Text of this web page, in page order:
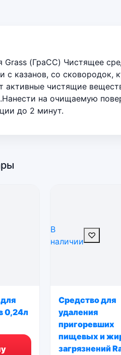
Grass (ГраСС) Чистящее
с казанов, со
активные чистящие
на очищаемую
до 2 минут.
0,24л
В
наличии
♡
Средство для
удаления
пригоревших
пищевых и
загрязнений